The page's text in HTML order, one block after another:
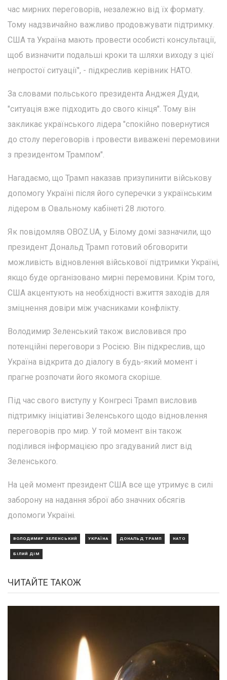
час мирних переговорів, незалежно від їх формату.
Тому надзвичайно важливо продовжувати підтримку.
США та Україна мають провести особисті консультації,
щоб визначити подальші кроки та шляхи виходу з цієї
непростої ситуації", - підкреслив керівник НАТО.
За словами польського президента Анджея Дуди,
"ситуація вже підходить до свого кінця". Тому він
закликає українського лідера "спокійно повернутися
до столу переговорів і провести виважені перемовини
з президентом Трампом".
Нагадаємо, що Трамп наказав призупинити військову
допомогу Україні після його суперечки з українським
лідером в Овальному кабінеті 28 лютого.
Як повідомляв OBOZ.UA, у Білому домі зазначили, що
президент Дональд Трамп готовий обговорити
можливість відновлення військової підтримки Україні,
якщо буде організовано мирні перемовини. Крім того,
США акцентують на необхідності вжиття заходів для
зміцнення довіри між учасниками конфлікту.
Володимир Зеленський також висловився про
потенційні переговори з Росією. Він підкреслив, що
Україна відкрита до діалогу в будь-який момент і
прагне розпочати його якомога скоріше.
Під час свого виступу у Конгресі Трамп висловив
підтримку ініціативі Зеленського щодо відновлення
переговорів про мир. У той момент він також
поділився інформацією про згадуваний лист від
Зеленського.
На цей момент президент США все ще утримує в силі
заборону на надання зброї або значних обсягів
допомоги Україні.
ВОЛОДИМИР ЗЕЛЕНСЬКИЙ УКРАЇНА ДОНАЛЬД ТРАМП НАТО
БІЛИЙ ДІМ
ЧИТАЙТЕ ТАКОЖ